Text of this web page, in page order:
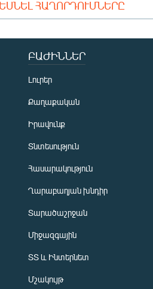
ՀԱՂՈՐԴՈՒՄՆԵՐԸ
ԲԱԺԻՆՆԵՐ
Լուրեր
Քաղաքական
Իրավունք
Տնտեսություն
Հասարակություն
Ղարաբաղյան խնդիր
Տարածաշրջան
Միջազգային
ՏՏ և Ինտերնետ
Մշակույթ